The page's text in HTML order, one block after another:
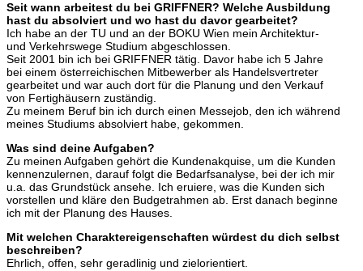
Seit wann arbeitest du bei GRIFFNER? Welche Ausbildung
hast du absolviert und wo hast du davor gearbeitet?
Ich habe an der TU und an der BOKU Wien mein Architektur-
und Verkehrswege Studium abgeschlossen.
Seit 2001 bin ich bei GRIFFNER tätig. Davor habe ich 5 Jahre
bei einem österreichischen Mitbewerber als Handelsvertreter
gearbeitet und war auch dort für die Planung und den Verkauf
von Fertighäusern zuständig.
Zu meinem Beruf bin ich durch einen Messejob, den ich während
meines Studiums absolviert habe, gekommen.
Was sind deine Aufgaben?
Zu meinen Aufgaben gehört die Kundenakquise, um die Kunden
kennenzulernen, darauf folgt die Bedarfsanalyse, bei der ich mir
u.a. das Grundstück ansehe. Ich eruiere, was die Kunden sich
vorstellen und kläre den Budgetrahmen ab. Erst danach beginne
ich mit der Planung des Hauses.
Mit welchen Charaktereigenschaften würdest du dich selbst
beschreiben?
Ehrlich, offen, sehr geradlinig und zielorientiert.